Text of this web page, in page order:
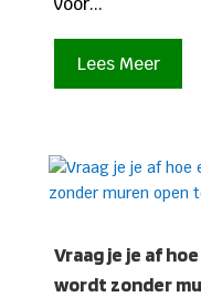
Lees Meer
Vraag je je af
wordt zonder